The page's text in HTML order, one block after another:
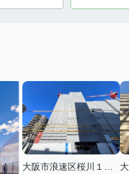
大阪市浪速区桜川１丁目